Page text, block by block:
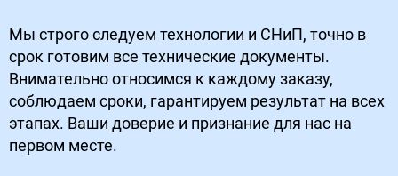
Мы строго следуем технологии и СНиП, точно в
срок готовим все технические документы.
Внимательно относимся к каждому заказу,
соблюдаем сроки, гарантируем результат на всех
этапах. Ваши доверие и признание для нас на
первом месте.